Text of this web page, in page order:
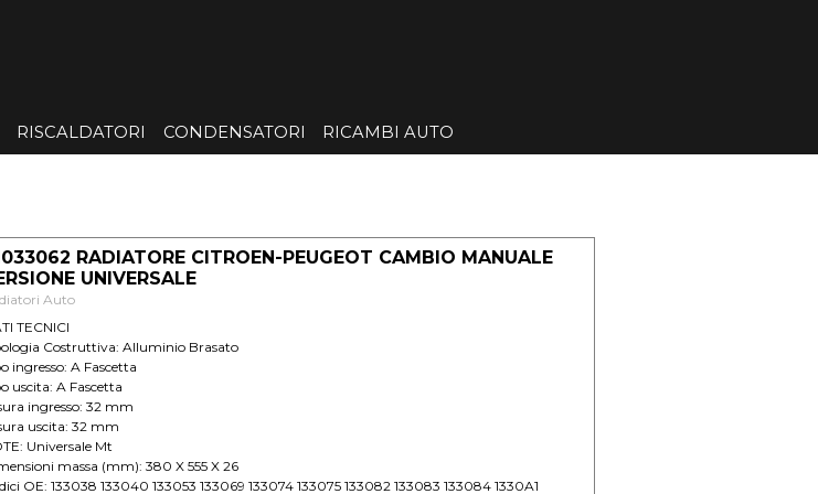
Salta menù
▼
RISCALDATORI ▼
CONDENSATORI ▼
RICAMBI AUTO
RADIATORE CITROEN-PEUGEOT CAMBIO MANUALE
UNIVERSALE
Auto
TECNICI
Costruttiva: Alluminio Brasato
ingresso: A Fascetta
uscita: A Fascetta
ingresso: 32 mm
uscita: 32 mm
Universale Mt
massa (mm): 380 X 555 X 26
OE: 133038 133040 133053 133069 133074 133075 133082 133083 133084 1330A1